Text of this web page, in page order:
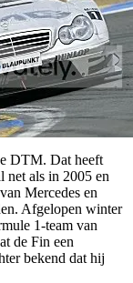
DTM. Dat heeft
net als in 2005 en
Mercedes en
Afgelopen winter
1-team van
de Fin een
bekend dat hij